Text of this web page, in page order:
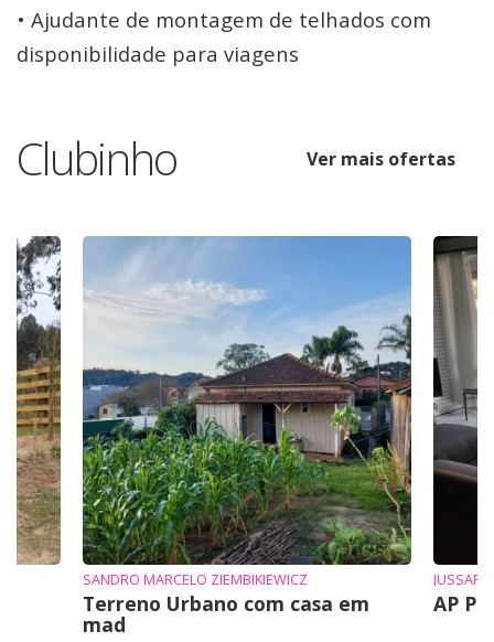
• Ajudante de montagem de telhados com
disponibilidade para viagens
Clubinho Ver mais ofertas
SANDRO MARCELO ZIEMBIKIEWICZ
Terreno Urbano com casa em
mad
JUSSARA
AP